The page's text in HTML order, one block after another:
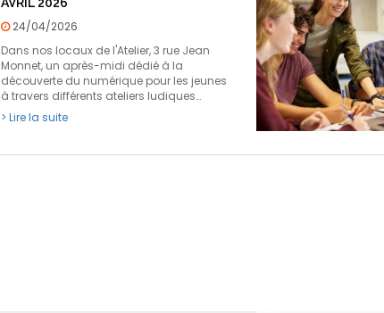
AVRIL 2026
24/04/2026
Dans nos locaux de l'Atelier, 3 rue Jean
Monnet, un après-midi dédié à la
découverte du numérique pour les jeunes
à travers différents ateliers ludiques…
> Lire la suite